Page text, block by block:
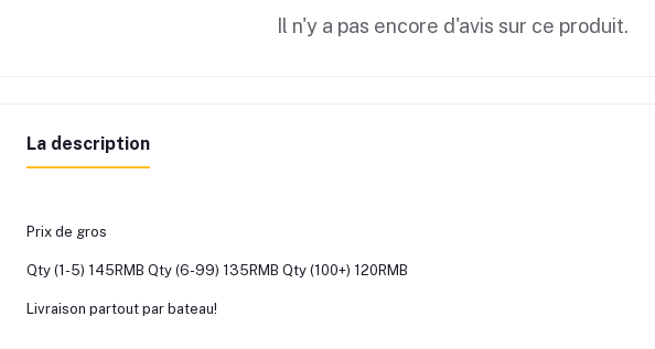
Il n'y a pas encore d'avis sur ce produit.
La description
Prix de gros
Qty (1-5) 145RMB Qty (6-99) 135RMB Qty (100+) 120RMB
Livraison partout par bateau!